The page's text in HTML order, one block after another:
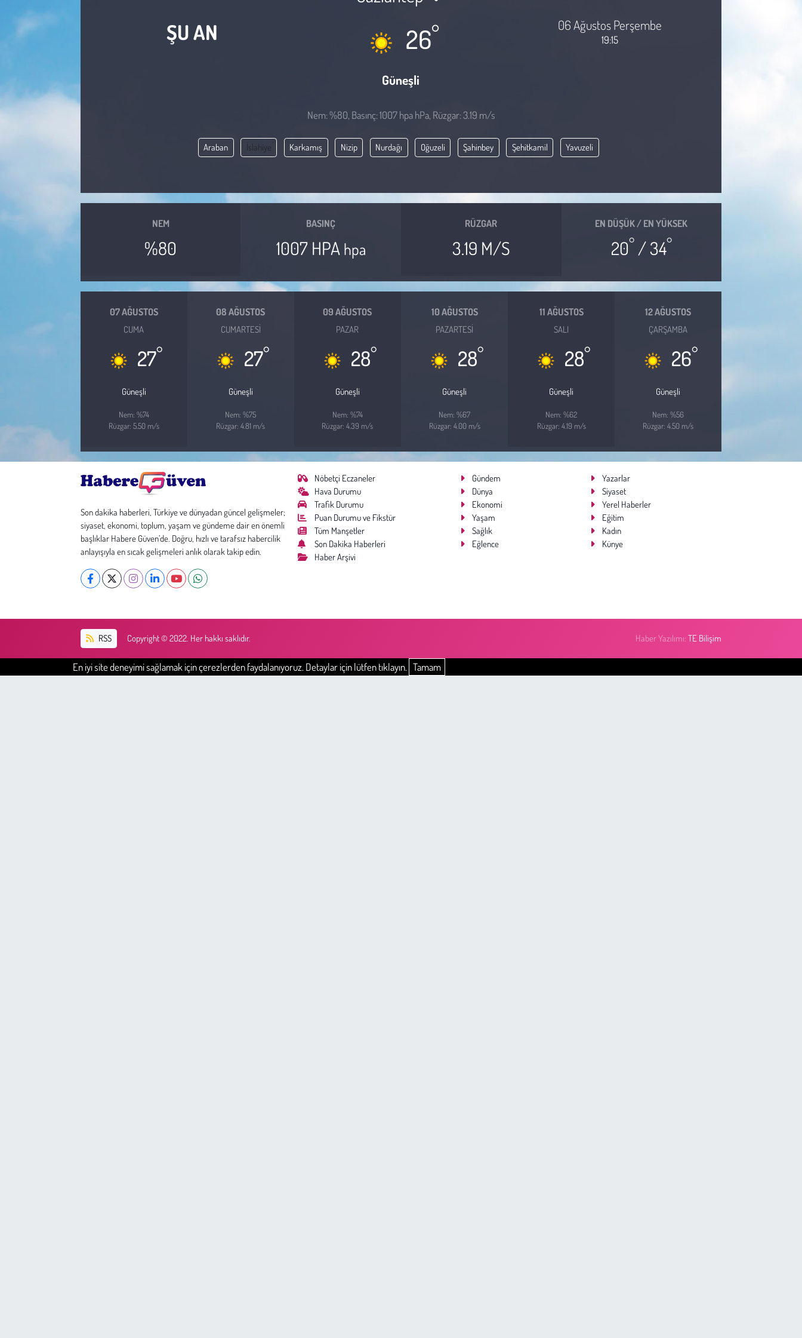
ŞU AN 26°
Güneşli
06 Ağustos Perşembe
19:15
Nem: %80, Basınç: 1007 hpa hPa, Rüzgar: 3.19 m/s
Araban İslahiye Karkamış Nizip Nurdağı Oğuzeli Şahinbey Şehitkamil Yavuzeli
NEM
%80
BASINÇ
1007 HPA hpa
RÜZGAR
3.19 M/S
EN DÜŞÜK / EN YÜKSEK
20°/ 34°
07 AĞUSTOS
CUMA
27°
Güneşli
Nem: %74
Rüzgar: 5.50 m/s
08 AĞUSTOS
CUMARTESI
27°
Güneşli
Nem: %75
Rüzgar: 4.81 m/s
09 AĞUSTOS
PAZAR
28°
Güneşli
Nem: %74
Rüzgar: 4.39 m/s
10 AĞUSTOS
PAZARTESI
28°
Güneşli
Nem: %67
Rüzgar: 4.00 m/s
11 AĞUSTOS
SALI
28°
Güneşli
Nem: %62
Rüzgar: 4.19 m/s
12 AĞUSTOS
ÇARŞAMBA
26°
Güneşli
Nem: %56
Rüzgar: 4.50 m/s
Son dakika haberleri, Türkiye ve dünyadan güncel gelişmeler;
siyaset, ekonomi, toplum, yaşam ve gündeme dair en önemli
başlıklar Habere Güven’de. Doğru, hızlı ve tarafsız habercilik
anlayışıyla en sıcak gelişmeleri anlık olarak takip edin.
Nöbetçi Eczaneler
Hava Durumu
Trafik Durumu
Puan Durumu ve Fikstür
Tüm Manşetler
Son Dakika Haberleri
Haber Arşivi
Gündem
Yazarlar
Dünya
Siyaset
Ekonomi
Yerel Haberler
Yaşam
Eğitim
Sağlık
Kadın
Eğlence
Künye
RSS Copyright © 2022. Her hakkı saklıdır. Haber Yazılımı:TE Bilişim
En iyi site deneyimi sağlamak için çerezlerden faydalanıyoruz. Detaylar için lütfen tıklayın. Tamam
Emek
Bilim - Teknoloji
Galeri